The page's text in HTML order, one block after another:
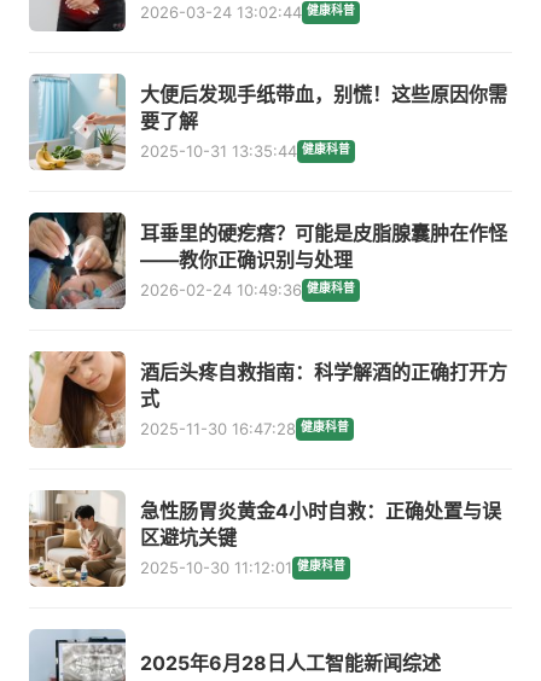
2026-03-24 13:02:44 健康科普
大便后发现手纸带血，别慌！这些原因你需
要了解
2025-10-31 13:35:44 健康科普
耳垂里的硬疙瘩？可能是皮脂腺囊肿在作怪
——教你正确识别与处理
2026-02-24 10:49:36 健康科普
酒后头疼自救指南：科学解酒的正确打开方
式
2025-11-30 16:47:28 健康科普
急性肠胃炎黄金4小时自救：正确处置与误
区避坑关键
2025-10-30 11:12:01 健康科普
2025年6月28日人工智能新闻综述